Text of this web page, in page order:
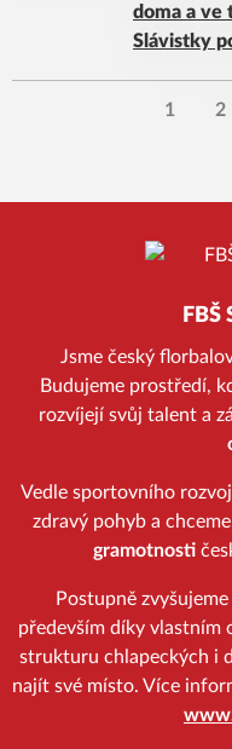
doma a ve
Slávistky
1 2
FBŠ
Jsme český
Budujeme prostředí,
rozvíjejí svůj talent a
Vedle sportovního
zdravý pohyb a
gramotnosti
Postupně
především díky vlastním
strukturu chlapeckých i
najít své místo. Více